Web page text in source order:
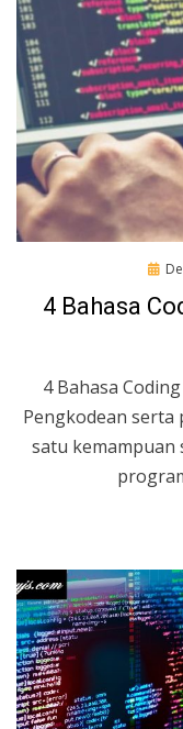
4 Bahasa
4 Bahasa
Pengkodean serta
satu kemampuan